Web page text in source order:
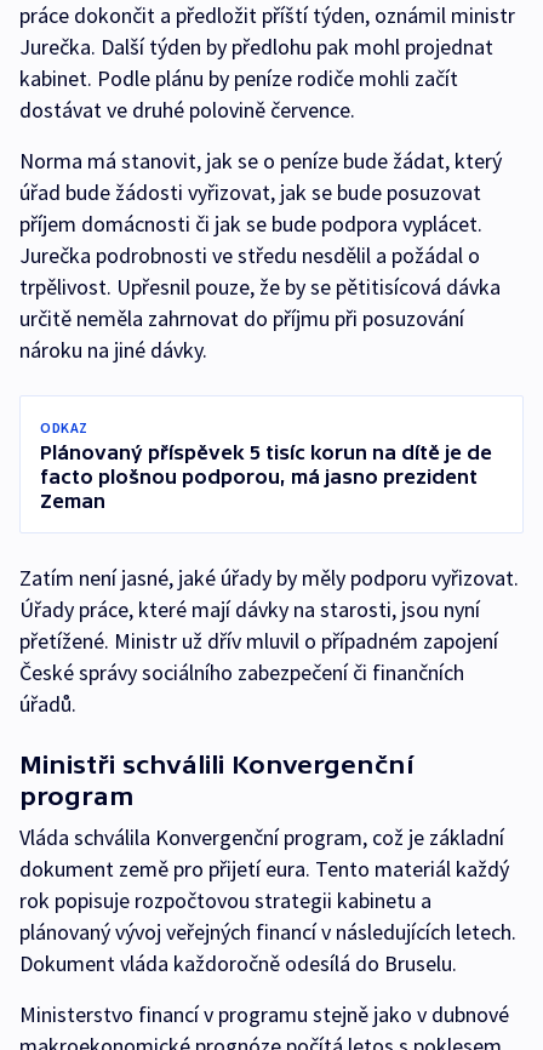
práce dokončit a předložit příští týden, oznámil ministr
Jurečka. Další týden by předlohu pak mohl projednat
kabinet. Podle plánu by peníze rodiče mohli začít
dostávat ve druhé polovině července.
Norma má stanovit, jak se o peníze bude žádat, který
úřad bude žádosti vyřizovat, jak se bude posuzovat
příjem domácnosti či jak se bude podpora vyplácet.
Jurečka podrobnosti ve středu nesdělil a požádal o
trpělivost. Upřesnil pouze, že by se pětitisícová dávka
určitě neměla zahrnovat do příjmu při posuzování
nároku na jiné dávky.
ODKAZ
Plánovaný příspěvek 5 tisíc korun na dítě je de
facto plošnou podporou, má jasno prezident
Zeman
Zatím není jasné, jaké úřady by měly podporu vyřizovat.
Úřady práce, které mají dávky na starosti, jsou nyní
přetížené. Ministr už dřív mluvil o případném zapojení
České správy sociálního zabezpečení či finančních
úřadů.
Ministři schválili Konvergenční
program
Vláda schválila Konvergenční program, což je základní
dokument země pro přijetí eura. Tento materiál každý
rok popisuje rozpočtovou strategii kabinetu a
plánovaný vývoj veřejných financí v následujících letech.
Dokument vláda každoročně odesílá do Bruselu.
Ministerstvo financí v programu stejně jako v dubnové